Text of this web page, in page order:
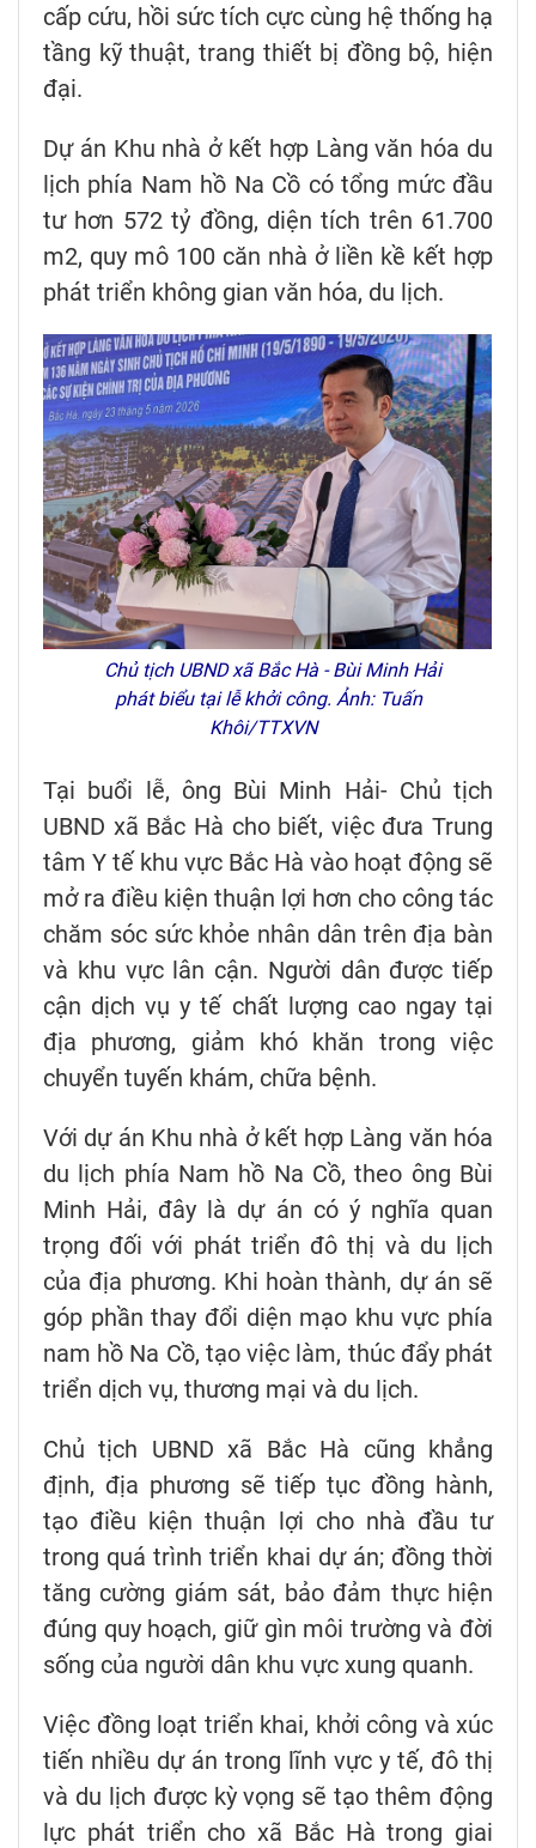
cấp cứu, hồi sức tích cực cùng hệ thống hạ
tầng kỹ thuật, trang thiết bị đồng bộ, hiện
đại.
Dự án Khu nhà ở kết hợp Làng văn hóa du
lịch phía Nam hồ Na Cồ có tổng mức đầu
tư hơn 572 tỷ đồng, diện tích trên 61.700
m2, quy mô 100 căn nhà ở liền kề kết hợp
phát triển không gian văn hóa, du lịch.
Chủ tịch UBND xã Bắc Hà - Bùi Minh Hải
phát biểu tại lễ khởi công. Ảnh: Tuấn
Khôi/TTXVN
Tại buổi lễ, ông Bùi Minh Hải- Chủ tịch
UBND xã Bắc Hà cho biết, việc đưa Trung
tâm Y tế khu vực Bắc Hà vào hoạt động sẽ
mở ra điều kiện thuận lợi hơn cho công tác
chăm sóc sức khỏe nhân dân trên địa bàn
và khu vực lân cận. Người dân được tiếp
cận dịch vụ y tế chất lượng cao ngay tại
địa phương, giảm khó khăn trong việc
chuyển tuyến khám, chữa bệnh.
Với dự án Khu nhà ở kết hợp Làng văn hóa
du lịch phía Nam hồ Na Cồ, theo ông Bùi
Minh Hải, đây là dự án có ý nghĩa quan
trọng đối với phát triển đô thị và du lịch
của địa phương. Khi hoàn thành, dự án sẽ
góp phần thay đổi diện mạo khu vực phía
nam hồ Na Cồ, tạo việc làm, thúc đẩy phát
triển dịch vụ, thương mại và du lịch.
Chủ tịch UBND xã Bắc Hà cũng khẳng
định, địa phương sẽ tiếp tục đồng hành,
tạo điều kiện thuận lợi cho nhà đầu tư
trong quá trình triển khai dự án; đồng thời
tăng cường giám sát, bảo đảm thực hiện
đúng quy hoạch, giữ gìn môi trường và đời
sống của người dân khu vực xung quanh.
Việc đồng loạt triển khai, khởi công và xúc
tiến nhiều dự án trong lĩnh vực y tế, đô thị
và du lịch được kỳ vọng sẽ tạo thêm động
lực phát triển cho xã Bắc Hà trong giai